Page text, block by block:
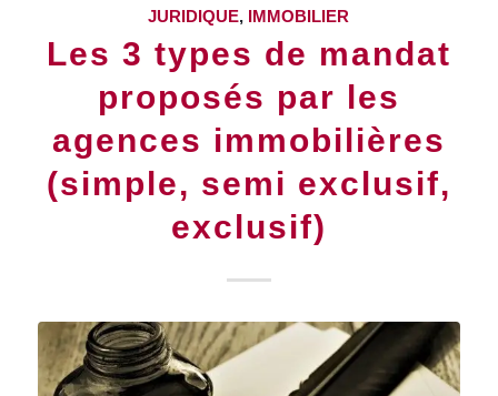
JURIDIQUE, IMMOBILIER
Les 3 types de mandat
proposés par les
agences immobilières
(simple, semi exclusif,
exclusif)